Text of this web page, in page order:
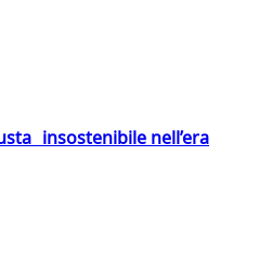
insostenibile nell’era